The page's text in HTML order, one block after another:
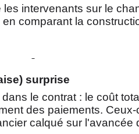
intervenants sur le
comparant la
surprise
le contrat : le coût
des paiements. Ceux-
calqué sur l'avancée
connaître avant
Charges, travaux,
d'anticiper. Stéphanie
notaire, répond à trois
comprendre les règles
projet immobilier....
Lire la suite